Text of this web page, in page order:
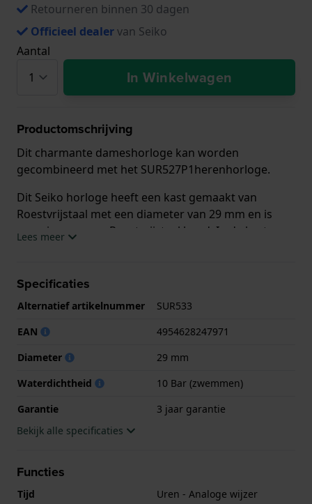
Retourneren binnen 30 dagen
Officieel dealervan Seiko
Aantal
In Winkelwagen
Productomschrijving
Dit charmante dameshorloge kan worden
gecombineerd met het SUR527P1herenhorloge.
Dit Seiko horloge heeft een kast gemaakt van
Roestvrijstaal met een diameter van 29 mm en is
voorzien van een Roestvrijstaal band. In de kast
geschikt is om mee te zwemmen. Verder wordt het
horloge geleverd met 3 jaar garantie.
.
Lees meer
Specificaties
Alternatief artikelnummer
SUR533
EAN
4954628247971
Diameter
29 mm
Waterdichtheid
10 Bar (zwemmen)
Garantie
3 jaar garantie
Bekijk alle specificaties
Functies
Tijd
Uren - Analoge wijzer